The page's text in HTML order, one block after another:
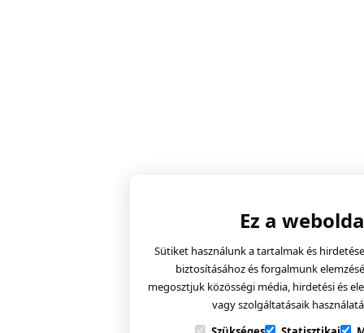
Ez a
Sütiket használunk a tartalmak és
biztosításához és forgalmunk
megosztjuk közösségi média, hirdetési és
vagy szolgáltatásaik